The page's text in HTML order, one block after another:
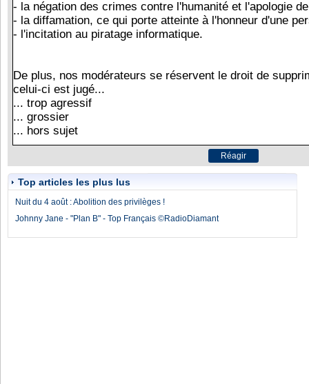
Top articles les plus lus
Nuit du 4 août : Abolition des privilèges !
Johnny Jane - "Plan B" - Top Français ©RadioDiamant